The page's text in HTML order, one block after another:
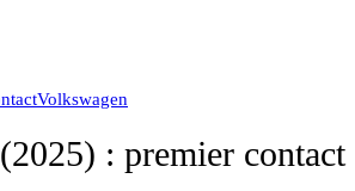
Volkswagen
: premier